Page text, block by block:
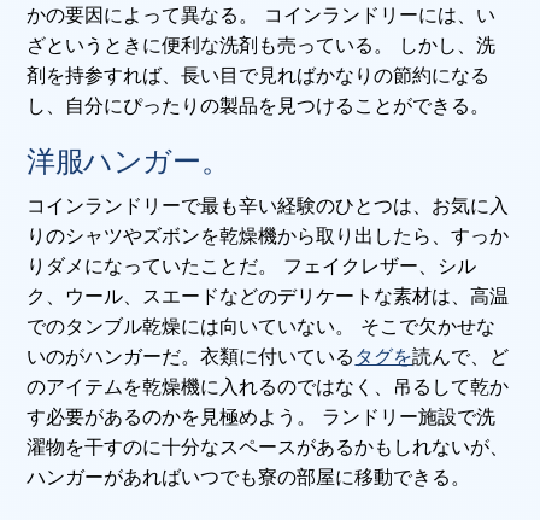
かの要因によって異なる。 コインランドリーには、い
ざというときに便利な洗剤も売っている。 しかし、洗
剤を持参すれば、長い目で見ればかなりの節約になる
し、自分にぴったりの製品を見つけることができる。
洋服ハンガー。
コインランドリーで最も辛い経験のひとつは、お気に入
りのシャツやズボンを乾燥機から取り出したら、すっか
りダメになっていたことだ。 フェイクレザー、シル
ク、ウール、スエードなどのデリケートな素材は、高温
でのタンブル乾燥には向いていない。 そこで欠かせな
いのがハンガーだ。衣類に付いている タグを読んで、ど
のアイテムを乾燥機に入れるのではなく、吊るして乾か
す必要があるのかを見極めよう。 ランドリー施設で洗
濯物を干すのに十分なスペースがあるかもしれないが、
ハンガーがあればいつでも寮の部屋に移動できる。